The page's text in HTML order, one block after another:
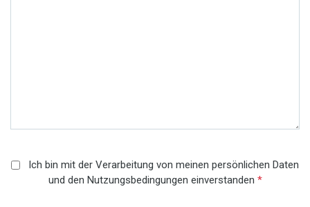
Ich bin mit der Verarbeitung von meinen persönlichen Daten
und den Nutzungsbedingungen einverstanden *